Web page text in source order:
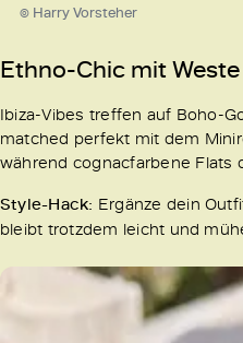
© Harry Vorsteher
Ethno-Chic mit
Ibiza-Vibes treffen auf Boho-
matched perfekt mit dem
während cognacfarbene
Style-Hack: Ergänze dein
bleibt trotzdem leicht und